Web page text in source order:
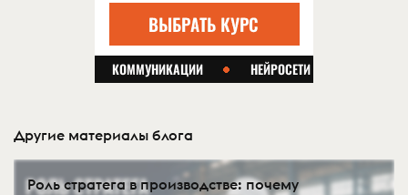
Другие материалы блога
Роль стратега в производстве: почему